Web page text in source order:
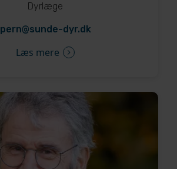
Dyrlæge
pern@sunde-dyr.dk
Læs mere